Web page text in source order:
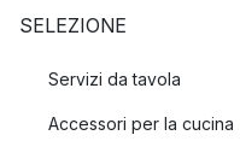
SELEZIONE
Servizi da tavola
Accessori per la cucina